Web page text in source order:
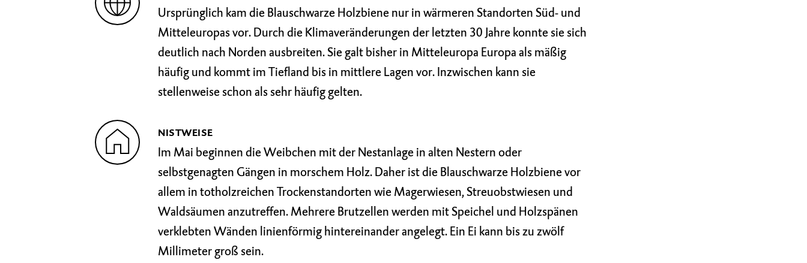
Ursprünglich kam die Blauschwarze Holzbiene nur in wärmeren Standorten Süd- und
Mitteleuropas vor. Durch die Klimaveränderungen der letzten 30 Jahre konnte sie sich
deutlich nach Norden ausbreiten. Sie galt bisher in Mitteleuropa Europa als mäßig
häufig und kommt im Tiefland bis in mittlere Lagen vor. Inzwischen kann sie
stellenweise schon als sehr häufig gelten.
NISTWEISE
Im Mai beginnen die Weibchen mit der Nestanlage in alten Nestern oder
selbstgenagten Gängen in morschem Holz. Daher ist die Blauschwarze Holzbiene vor
allem in totholzreichen Trockenstandorten wie Magerwiesen, Streuobstwiesen und
Waldsäumen anzutreffen. Mehrere Brutzellen werden mit Speichel und Holzspänen
verklebten Wänden linienförmig hintereinander angelegt. Ein Ei kann bis zu zwölf
Millimeter groß sein.